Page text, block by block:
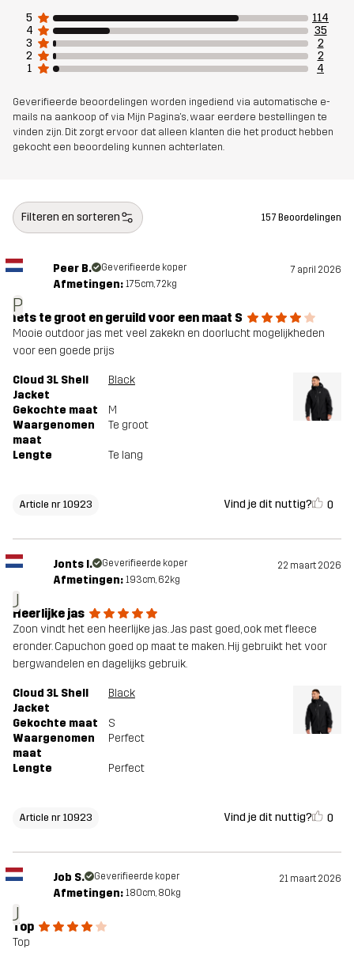
Ontworpen
voor
VOOR ALLEDAAGS GEBRUIK ALLROUND
5
114
4
35
3
2
2
2
1
4
Geverifieerde beoordelingen worden ingediend via automatische e-
mails na aankoop of via Mijn Pagina's, waar eerdere bestellingen te
vinden zijn. Dit zorgt ervoor dat alleen klanten die het product hebben
gekocht een beoordeling kunnen achterlaten.
Filteren en sorteren 157 Beoordelingen
P
Peer B. Geverifieerde koper 7 april 2026
Afmetingen: 175cm, 72kg
Iets te groot en geruild voor een maat S
Mooie outdoor jas met veel zakekn en doorlucht mogelijkheden
voor een goede prijs
Cloud 3L Shell
Jacket
Black
Gekochte maat
M
Waargenomen
maat
Te groot
Lengte Te lang
Article nr 10923 Vind je dit nuttig? 0
J
Jonts I. Geverifieerde koper 22 maart 2026
Afmetingen: 193cm, 62kg
Heerlijke jas
Zoon vindt het een heerlijke jas. Jas past goed, ook met fleece
eronder. Capuchon goed op maat te maken. Hij gebruikt het voor
bergwandelen en dagelijks gebruik.
Cloud 3L Shell
Jacket
Black
Gekochte maat
S
Waargenomen
maat
Perfect
Lengte Perfect
Article nr 10923 Vind je dit nuttig? 0
J
Job S. Geverifieerde koper 21 maart 2026
Afmetingen: 180cm, 80kg
Top
Top